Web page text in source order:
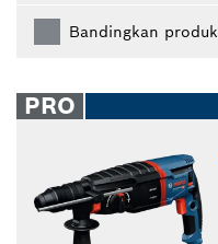
Bandingkan produk
PRO